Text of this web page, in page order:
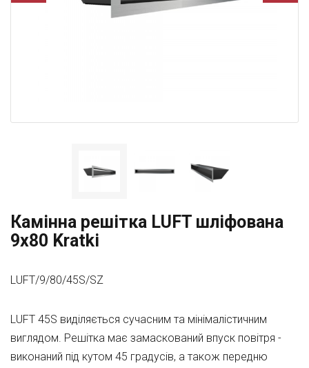
Камінна решітка LUFT шліфована
9x80 Kratki
LUFT/9/80/45S/SZ
LUFT 45S виділяється сучасним та мінімалістичним
виглядом. Решітка має замаскований впуск повітря -
виконаний під кутом 45 градусів, а також передню